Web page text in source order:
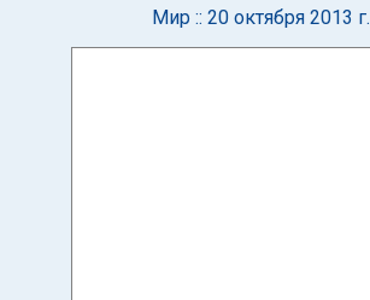
Мир :: 20 октября 2013 г.